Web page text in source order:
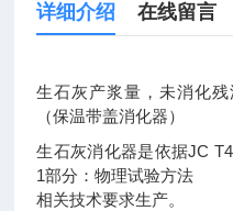
详细介绍 在线留言
生石灰产浆量，未消化
（保温带盖消化器）
生石灰消化器是依据JC
1部分：物理试验方法
相关技术要求生产。